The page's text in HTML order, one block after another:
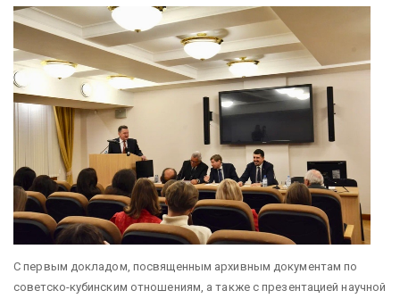
С первым докладом, посвященным архивным документам по
советско-кубинским отношениям, а также с презентацией научной